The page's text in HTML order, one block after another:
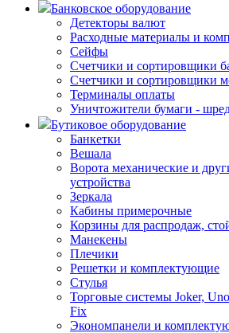
Банковское оборудование
Детекторы валют
Расходные материалы и
Сейфы
Счетчики и сортировщики
Счетчики и сортировщики
Терминалы оплаты
Уничтожители бумаги -
Бутиковое оборудование
Банкетки
Вешала
Ворота механические и
устройства
Зеркала
Кабины примерочные
Корзины для распродаж,
Манекены
Плечики
Решетки и комплектующие
Стулья
Торговые системы Joker,
Fix
Экономпанели и